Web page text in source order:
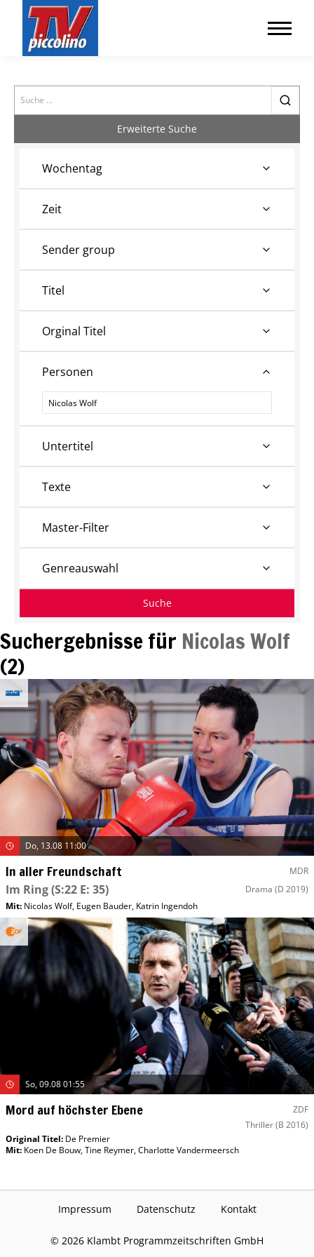
Search
Suchergebnisse für Nicolas Wolf
(2)
Do, 13.08 11:00
In aller Freundschaft MDR
Im Ring(S:22 E: 35) Drama (D 2019)
Mit: Nicolas Wolf, Eugen Bauder, Katrin Ingendoh
So, 09.08 01:55
Mord auf höchster Ebene
ZDF
Thriller(B 2016)
Original Titel: De Premier
Mit: Koen De Bouw,Tine Reymer,Charlotte Vandermeersch
Erweiterte Suche
Wochentag
Zeit
Sender group
Titel
Orginal Titel
Personen
Personen
Untertitel
Texte
Master-Filter
Genreauswahl
Suche
Impressum Datenschutz Kontakt
© 2026 Klambt Programmzeitschriften GmbH